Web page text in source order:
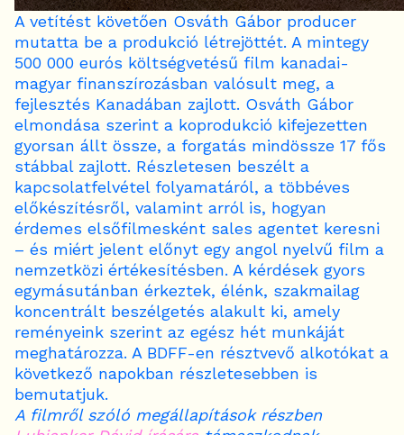
A vetítést követően Osváth Gábor producer
mutatta be a produkció létrejöttét. A mintegy
500 000 eurós költségvetésű film kanadai-
magyar finanszírozásban valósult meg, a
fejlesztés Kanadában zajlott. Osváth Gábor
elmondása szerint a koprodukció kifejezetten
gyorsan állt össze, a forgatás mindössze 17 fős
stábbal zajlott. Részletesen beszélt a
kapcsolatfelvétel folyamatáról, a többéves
előkészítésről, valamint arról is, hogyan
érdemes elsőfilmesként sales agentet keresni
– és miért jelent előnyt egy angol nyelvű film a
nemzetközi értékesítésben. A kérdések gyors
egymásutánban érkeztek, élénk, szakmailag
koncentrált beszélgetés alakult ki, amely
reményeink szerint az egész hét munkáját
meghatározza. A BDFF-en résztvevő alkotókat a
következő napokban részletesebben is
bemutatjuk.
A filmről szóló megállapítások részben